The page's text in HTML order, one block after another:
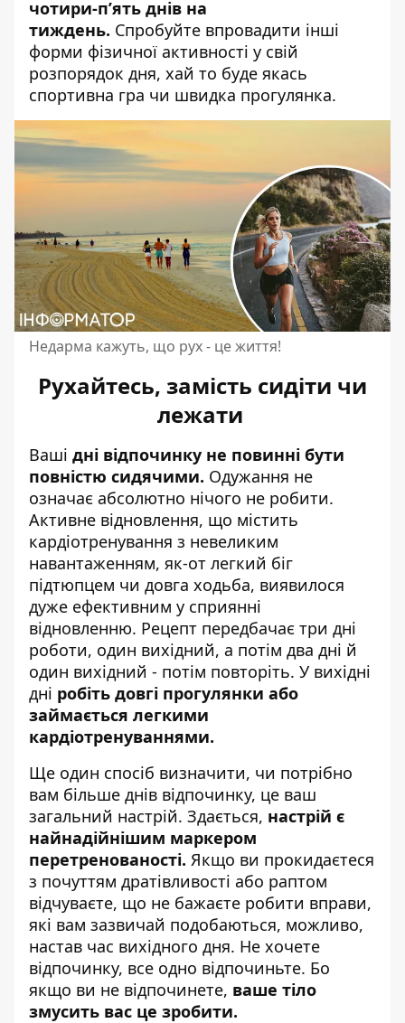
чотири-п’ять днів на
тиждень. Спробуйте впровадити інші
форми фізичної активності у свій
розпорядок дня, хай то буде якась
спортивна гра чи швидка прогулянка.
Недарма кажуть, що рух - це життя!
Рухайтесь, замість сидіти чи
лежати
Ваші дні відпочинку не повинні бути
повністю сидячими. Одужання не
означає абсолютно нічого не робити.
Активне відновлення, що містить
кардіотренування з невеликим
навантаженням, як-от легкий біг
підтюпцем чи довга ходьба, виявилося
дуже ефективним у сприянні
відновленню. Рецепт передбачає три дні
роботи, один вихідний, а потім два дні й
один вихідний - потім повторіть. У вихідні
дні робіть довгі прогулянки або
займається легкими
кардіотренуваннями.
Ще один спосіб визначити, чи потрібно
вам більше днів відпочинку, це ваш
загальний настрій. Здається, настрій є
найнадійнішим маркером
перетренованості. Якщо ви прокидаєтеся
з почуттям дратівливості або раптом
відчуваєте, що не бажаєте робити вправи,
які вам зазвичай подобаються, можливо,
настав час вихідного дня. Не хочете
відпочинку, все одно відпочиньте. Бо
якщо ви не відпочинете, ваше тіло
змусить вас це зробити.